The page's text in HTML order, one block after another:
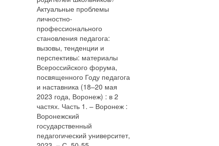
Актуальные проблемы
личностно-
профессионального
становления педагога:
вызовы, тенденции и
перспективы: материалы
Всероссийского форума,
посвященного Году педагога
и наставника (18–20 мая
2023 года, Воронеж) : в 2
частях. Часть 1. – Воронеж :
Воронежский
государственный
педагогический университет,